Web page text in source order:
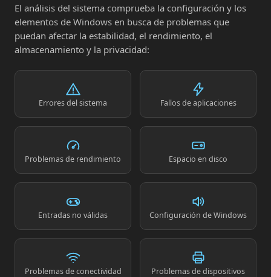
El análisis del sistema comprueba la configuración y los
elementos de Windows en busca de problemas que
puedan afectar la estabilidad, el rendimiento, el
almacenamiento y la privacidad:
Errores del sistema Fallos de aplicaciones
Problemas de rendimiento Espacio en disco
Entradas no válidas Configuración de Windows
Problemas de conectividad Problemas de dispositivos